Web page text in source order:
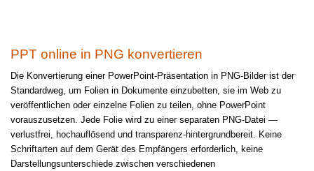
PPT online in PNG konvertieren
Die Konvertierung einer PowerPoint-Präsentation in PNG-Bilder ist der
Standardweg, um Folien in Dokumente einzubetten, sie im Web zu
veröffentlichen oder einzelne Folien zu teilen, ohne PowerPoint
vorauszusetzen. Jede Folie wird zu einer separaten PNG-Datei —
verlustfrei, hochauflösend und transparenz-hintergrundbereit. Keine
Schriftarten auf dem Gerät des Empfängers erforderlich, keine
Darstellungsunterschiede zwischen verschiedenen